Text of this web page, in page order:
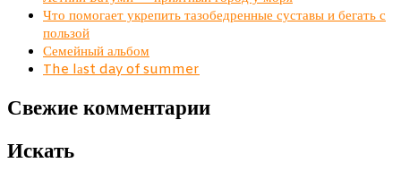
Что помогает укрепить тазобедренные суставы и бегать с
пользой
Семейный альбом
The lаst day of summer
Свежие комментарии
Искать